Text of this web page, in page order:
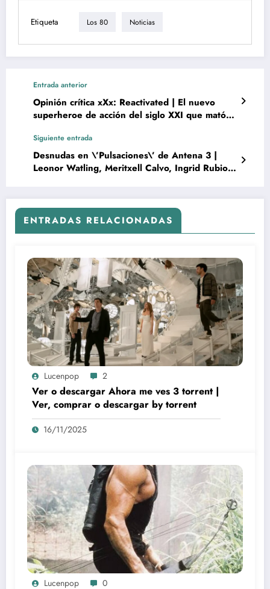
Etiqueta Los 80 Noticias
Entrada anterior
Opinión crítica xXx: Reactivated | El nuevo
superheroe de acción del siglo XXI que mató al
Siguiente entrada
Desnudas en \’Pulsaciones\’ de Antena 3 |
Leonor Watling, Meritxell Calvo, Ingrid Rubio |
ENTRADAS RELACIONADAS
Lucenpop 2
Ver o descargar Ahora me ves 3 torrent |
Ver, comprar o descargar by torrent
16/11/2025
Lucenpop 0